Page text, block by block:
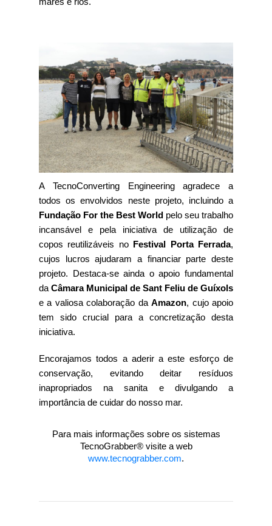
A TecnoConverting Engineering agradece a
todos os envolvidos neste projeto, incluindo a
Fundação For the Best World pelo seu trabalho
incansável e pela iniciativa de utilização de
copos reutilizáveis no Festival Porta Ferrada,
cujos lucros ajudaram a financiar parte deste
projeto. Destaca-se ainda o apoio fundamental
da Câmara Municipal de Sant Feliu de Guíxols
e a valiosa colaboração daAmazon, cujo apoio
tem sido crucial para a concretização desta
iniciativa.
Encorajamos todos a aderir a este esforço de
conservação, evitando deitar resíduos
inapropriados na sanita e divulgando a
importância de cuidar do nosso mar.
Para mais informações sobre os sistemas
TecnoGrabber® visite a web
www.tecnograbber.com.